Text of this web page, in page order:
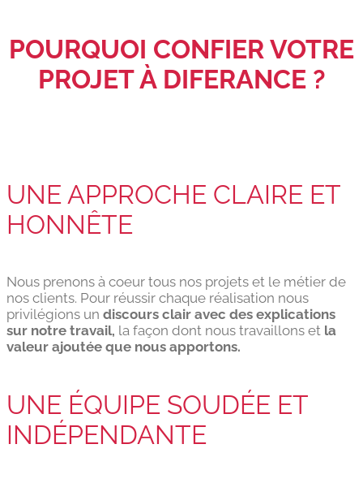
POURQUOI CONFIER VOTRE
PROJET À DIFERANCE ?
UNE APPROCHE CLAIRE ET
HONNÊTE
Nous prenons à coeur tous nos projets et le métier de
nos clients. Pour réussir chaque réalisation nous
privilégions un discours clair avec des explications
sur notre travail, la façon dont nous travaillons et la
valeur ajoutée que nous apportons.
UNE ÉQUIPE SOUDÉE ET
INDÉPENDANTE